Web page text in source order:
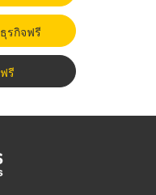
รกิจฟรี
รี